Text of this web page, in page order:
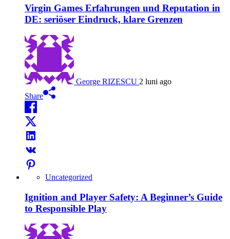
Virgin Games Erfahrungen und Reputation in
DE: seriöser Eindruck, klare Grenzen
George RIZESCU 2 luni ago
Share
Uncategorized
Ignition and Player Safety: A Beginner’s Guide
to Responsible Play